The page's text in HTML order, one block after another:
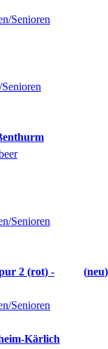
Senioren
Senioren
2 (rot) -
neu
Senioren
Kärlich